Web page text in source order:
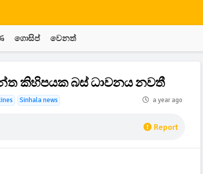
ගොසිප් වෙනත්
කිහිපයක බස් ධාවනය නවතී
Sinhala news a year ago
Report